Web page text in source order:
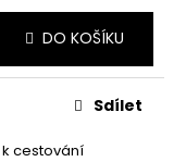
DO KOŠÍKU
cestování
Sdílet